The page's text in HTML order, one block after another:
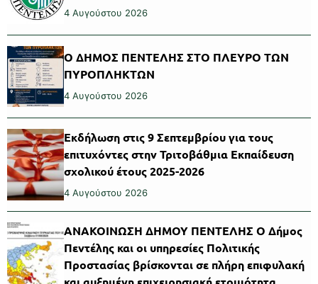
4 Αυγούστου 2026
Ο ΔΗΜΟΣ ΠΕΝΤΕΛΗΣ ΣΤΟ ΠΛΕΥΡΟ ΤΩΝ
ΠΥΡΟΠΛΗΚΤΩΝ
4 Αυγούστου 2026
Εκδήλωση στις 9 Σεπτεμβρίου για τους
επιτυχόντες στην Τριτοβάθμια Εκπαίδευση
σχολικού έτους 2025-2026
4 Αυγούστου 2026
ΑΝΑΚΟΙΝΩΣΗ ΔΗΜΟΥ ΠΕΝΤΕΛΗΣ Ο Δήμος
Πεντέλης και οι υπηρεσίες Πολιτικής
Προστασίας βρίσκονται σε πλήρη επιφυλακή